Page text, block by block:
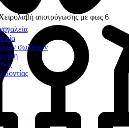
σωλήνων
αποτρύγωσης με φως 6
,...